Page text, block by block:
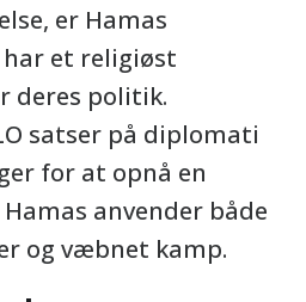
er Hamas
et religiøst
deres politik.
satser på diplomati
for at opnå en
anvender både
og væbnet kamp.